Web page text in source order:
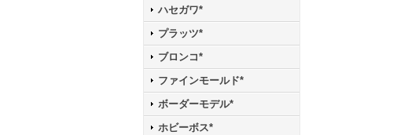
ハセガワ*
プラッツ*
ブロンコ*
ファインモールド*
ボーダーモデル*
ホビーボス*